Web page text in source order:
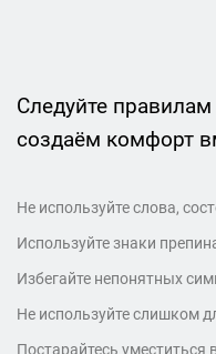
Следуйте
создаём комфорт
Не используйте слова,
Используйте знаки
Избегайте непонятных
Не используйте слишком
Постарайтесь уместиться